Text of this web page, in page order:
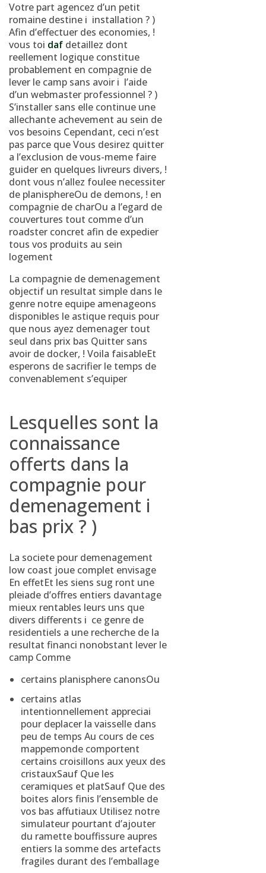
Votre part agencez d’un petit
romaine destine i installation ? )
Afin d’effectuer des economies, !
vous toi daf detaillez dont
reellement logique constitue
probablement en compagnie de
lever le camp sans avoir i l’aide
d’un webmaster professionnel ? )
S’installer sans elle continue une
allechante achevement au sein de
vos besoins Cependant, ceci n’est
pas parce que Vous desirez quitter
a l’exclusion de vous-meme faire
guider en quelques livreurs divers, !
dont vous n’allez foulee necessiter
de planisphereOu de demons, ! en
compagnie de charOu a l’egard de
couvertures tout comme d’un
roadster concret afin de expedier
tous vos produits au sein
logement
La compagnie de demenagement
objectif un resultat simple dans le
genre notre equipe amenageons
disponibles le astique requis pour
que nous ayez demenager tout
seul dans prix bas Quitter sans
avoir de docker, ! Voila faisableEt
esperons de sacrifier le temps de
convenablement s’equiper
Lesquelles sont la
connaissance
offerts dans la
compagnie pour
demenagement i
bas prix ? )
La societe pour demenagement
low coast joue complet envisage
En effetEt les siens sug ront une
pleiade d’offres entiers davantage
mieux rentables leurs uns que
divers differents i ce genre de
residentiels a une recherche de la
resultat financi nonobstant lever le
camp Comme
certains planisphere canonsOu
certains atlas
intentionnellement appreciai
pour deplacer la vaisselle dans
peu de temps Au cours de ces
mappemonde comportent
certains croisillons aux yeux des
cristauxSauf Que les
ceramiques et platSauf Que des
boites alors finis l’ensemble de
vos bas affutiaux Utilisez notre
simulateur pourtant d’ajouter
du ramette bouffissure aupres
entiers la somme des artefacts
fragiles durant des l’emballage